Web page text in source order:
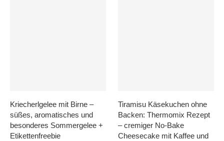
Kriecherlgelee mit Birne –
süßes, aromatisches und
besonderes Sommergelee +
Etikettenfreebie
Tiramisu Käsekuchen ohne
Backen: Thermomix Rezept
– cremiger No-Bake
Cheesecake mit Kaffee und